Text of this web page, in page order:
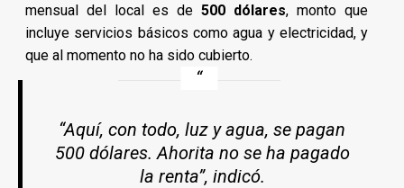
mensual del local es de500 dólares, monto que
incluye servicios básicos como agua y electricidad, y
que al momento no ha sido cubierto.
“Aquí, con todo, luz y agua, se pagan
500 dólares. Ahorita no se ha pagado
la renta”, indicó.